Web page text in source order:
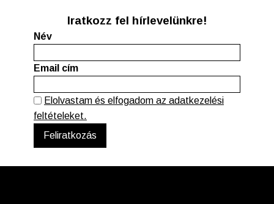
Iratkozz fel hírlevelünkre!
Név
Email cím
Elolvastam és elfogadom az adatkezelési
feltételeket.